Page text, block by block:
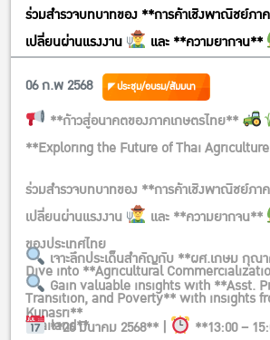
ร่วมสำรวจบทบาทของ **การค้าเชิงพาณิชย์ภา
เปลี่ยนผ่านแรงงาน
และ **ความยากจน**
ของประเทศไทย Dive into **Agricultural
Labor Transition, and Poverty** with
data in Thailand**
06 ก.พ 2568 ประชุม/อบรม/สัมมนา
**ก้าวสู่อนาคตของภาคเกษตรไทย**
**Exploring the Future of Thai
ร่วมสำรวจบทบาทของ **การค้าเชิงพาณิชย์ภา
เปลี่ยนผ่านแรงงาน
และ **ความยากจน**
ของประเทศไทย
Dive into **Agricultural
Transition, and Poverty** with insights
Thailand**
เจาะลึกประเด็นสำคัญกับ **ผศ.เกษม กุณ
Gain valuable insights with **Asst.
Kunasri**
**26 มีนาคม 2568** |
**13:00 –